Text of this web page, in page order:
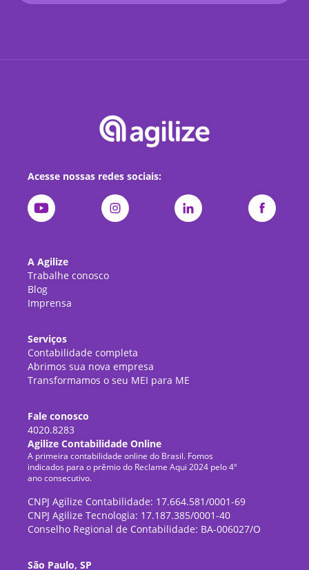
Acesse nossas redes sociais:
A Agilize
Trabalhe conosco
Blog
Imprensa
Serviços
Contabilidade completa
Abrimos sua nova empresa
Transformamos o seu MEI para ME
Fale conosco
4020.8283
Agilize Contabilidade Online
A primeira contabilidade online do Brasil. Fomos
indicados para o prêmio do Reclame Aqui 2024 pelo 4º
ano consecutivo.
CNPJ Agilize Contabilidade: 17.664.581/0001-69
CNPJ Agilize Tecnologia: 17.187.385/0001-40
Conselho Regional de Contabilidade: BA-006027/O
São Paulo, SP